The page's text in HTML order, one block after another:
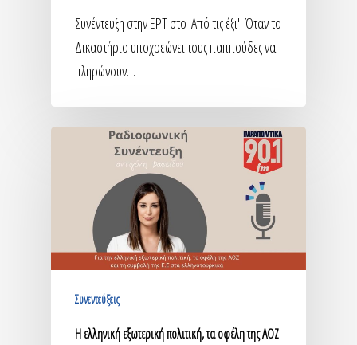
Συνέντευξη στην ΕΡΤ στο 'Από τις έξι'. Όταν το
Δικαστήριο υποχρεώνει τους παππούδες να
πληρώνουν…
Συνεντεύξεις
Η ελληνική εξωτερική πολιτική, τα οφέλη της ΑΟΖ